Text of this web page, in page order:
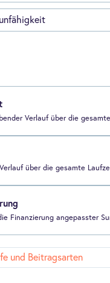
Verlauf über die
über die gesamte
Finanzierung angepasster
und Beitragsarten